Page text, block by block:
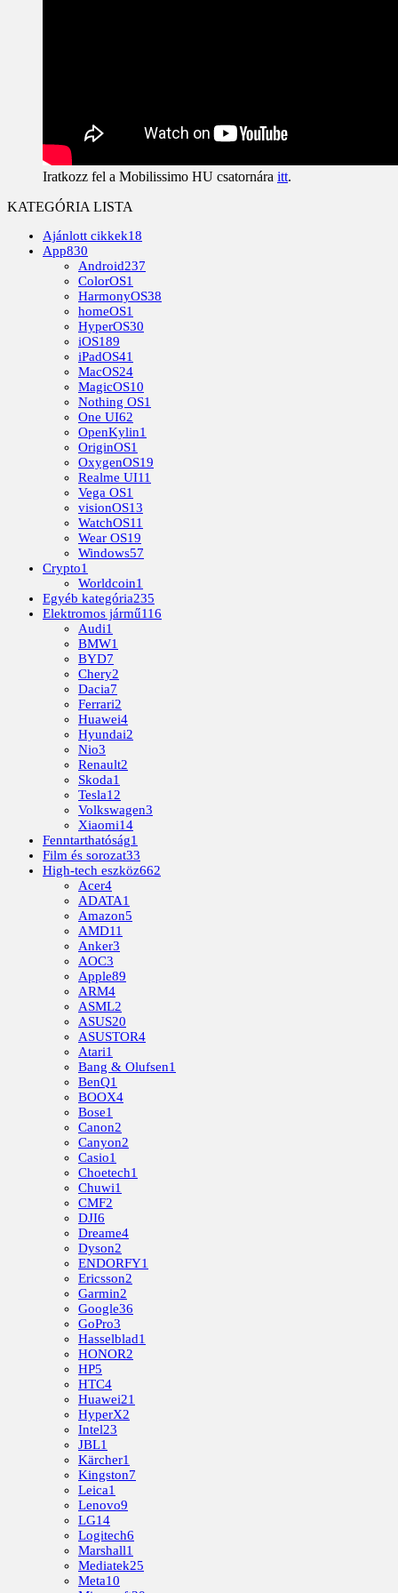
Iratkozz fel a Mobilissimo HU csatornára itt.
KATEGÓRIA LISTA
Ajánlott cikkek18
App830
Android237
ColorOS1
HarmonyOS38
homeOS1
HyperOS30
iOS189
iPadOS41
MacOS24
MagicOS10
Nothing OS1
One UI62
OpenKylin1
OriginOS1
OxygenOS19
Realme UI11
Vega OS1
visionOS13
WatchOS11
Wear OS19
Windows57
Crypto1
Worldcoin1
Egyéb kategória235
Elektromos jármű116
Audi1
BMW1
BYD7
Chery2
Dacia7
Ferrari2
Huawei4
Hyundai2
Nio3
Renault2
Skoda1
Tesla12
Volkswagen3
Xiaomi14
Fenntarthatóság1
Film és sorozat33
High-tech eszköz662
Acer4
ADATA1
Amazon5
AMD11
Anker3
AOC3
Apple89
ARM4
ASML2
ASUS20
ASUSTOR4
Atari1
Bang & Olufsen1
BenQ1
BOOX4
Bose1
Canon2
Canyon2
Casio1
Choetech1
Chuwi1
CMF2
DJI6
Dreame4
Dyson2
ENDORFY1
Ericsson2
Garmin2
Google36
GoPro3
Hasselblad1
HONOR2
HP5
HTC4
Huawei21
HyperX2
Intel23
JBL1
Kärcher1
Kingston7
Leica1
Lenovo9
LG14
Logitech6
Marshall1
Mediatek25
Meta10